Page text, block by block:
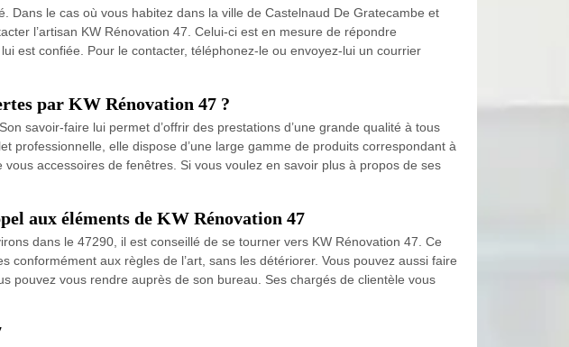
Dans le cas où vous habitez dans la ville de Castelnaud De Gratecambe et
l’artisan KW Rénovation 47. Celui-ci est en mesure de répondre
est confiée. Pour le contacter, téléphonez-le ou envoyez-lui un courrier
par KW Rénovation 47 ?
savoir-faire lui permet d’offrir des prestations d’une grande qualité à tous
professionnelle, elle dispose d’une large gamme de produits correspondant à
accessoires de fenêtres. Si vous voulez en savoir plus à propos de ses
aux éléments de KW Rénovation 47
dans le 47290, il est conseillé de se tourner vers KW Rénovation 47. Ce
aux règles de l’art, sans les détériorer. Vous pouvez aussi faire
pouvez vous rendre auprès de son bureau. Ses chargés de clientèle vous